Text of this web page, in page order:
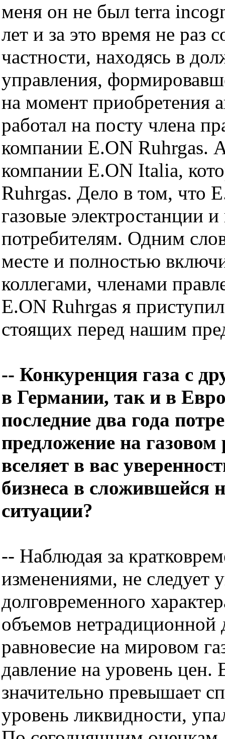
меня он не был terra
лет и за это время не раз
частности, находясь в
управления,
на момент приобретения
работал на посту члена
компании E.ON Ruhrgas.
компании E.ON Italia,
Ruhrgas. Дело в том, что
газовые электростанции
потребителям. Одним
месте и полностью
коллегами, членами
E.ON Ruhrgas я
стоящих перед нашим
-- Конкуренция газа с
в Германии, так и в
последние два года
предложение на
вселяет в вас
бизнеса в сложившейся
ситуации?
-- Наблюдая за
изменениями, не следует
долговременного
объемов
равновесие на мировом
давление на уровень
значительно превышает
уровень ликвидности,